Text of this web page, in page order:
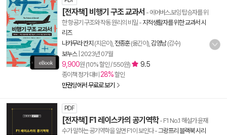
[전자책] 비행기 구조 교과서 - 에어버스.보잉 탑승자를 위
한 항공기 구조와 작동 원리의 비밀 - 지적생활자를 위한 교과서 시
리즈
나카무라 칸지 (지은이), 전종훈(옮긴이), 김영남(감수)
보누스| 2023년 07월
9,900원 (10% 할인 / 550원) 9.5
종이책 정가 대비 28%할인
만권당에서 무료로 보기
PDF
[전자책] F1 레이스카의 공기역학- F1 No.1 해설가 윤재
수가 말하는 공기역학을 알면 F1이 보인다-그랑프리 블랙북 시리